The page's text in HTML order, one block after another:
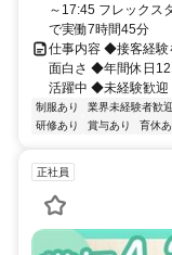
～17:45 フレックス
で実働7時間45分
仕事内容 ◆接客経験
面白さ ◆年間休日
活躍中 ◆未経験歓迎
制服あり 業界未経験者歓迎
研修あり
賞与あり 育休あ
正社員